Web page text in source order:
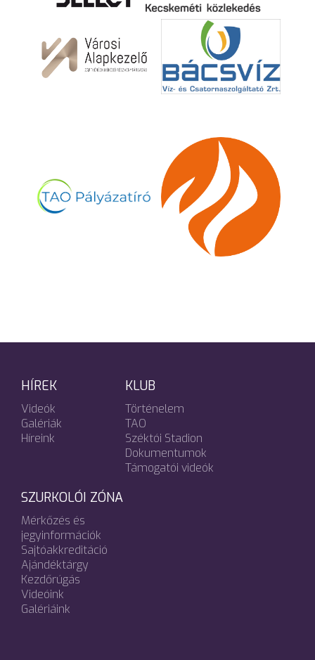
HÍREK
Videók
Galériák
Híreink
KLUB
Történelem
TAO
Széktói Stadion
Dokumentumok
Támogatói videók
SZURKOLÓI ZÓNA
Mérkőzés és
jegyinformációk
Sajtóakkreditáció
Ajándéktárgy
Kezdőrúgás
Videóink
Galériáink